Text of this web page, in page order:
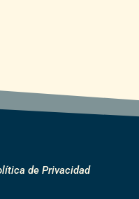
de Privacidad